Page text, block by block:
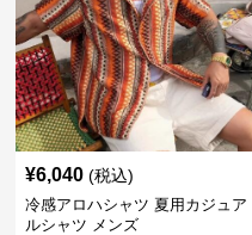
¥6,040 (税込)
冷感アロハシャツ 夏用カジュア
ルシャツ メンズ